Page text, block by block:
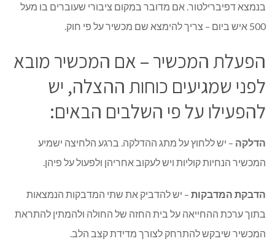
בנמצא דפיברילטור. אם מדובר במקום ציבורי שעוברים בו מעל
500 איש ביום – צריך להימצא שם מכשיר על פי חוק.
הפעלת המכשיר – אם המכשיר מובא
לפני שמגיעים כוחות ההצלה, יש
להפעילו על פי השלבים הבאים:
הדלקה – יש ללחוץ על מתג ההדלקה. ברגע הלחיצה ישמיע
המכשיר הנחיות קוליות ויש לעקוב אחריהן ולפעול על פיהן.
הדבקת המדבקות – יש להדביק את שתי המדבקות הנמצאות
בתוך ערכת ההחייאה על בית החזה של החולה ולהמתין להתראת
המכשיר שיבקש להתרחק לצורך מדידת קצב הלב.